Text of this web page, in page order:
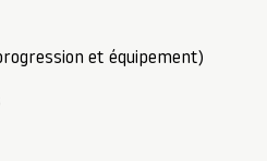
et équipement)